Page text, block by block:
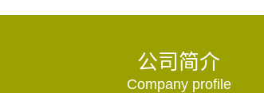
公司简介
Company profile